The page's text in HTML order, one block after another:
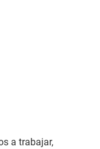
a trabajar,